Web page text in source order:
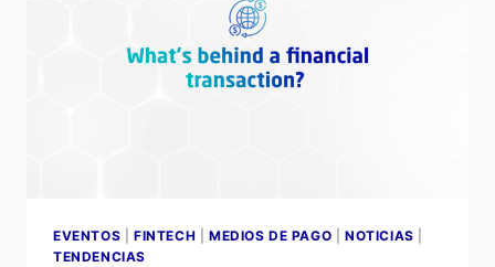
EVENTOS FINTECH MEDIOS DE PAGO |NOTICIAS
TENDENCIAS